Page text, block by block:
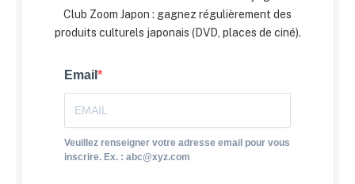
Club Zoom Japon : gagnez régulièrement des
produits culturels japonais (DVD, places de ciné).
Email
Veuillez renseigner votre adresse email pour vous
inscrire. Ex. : abc@xyz.com